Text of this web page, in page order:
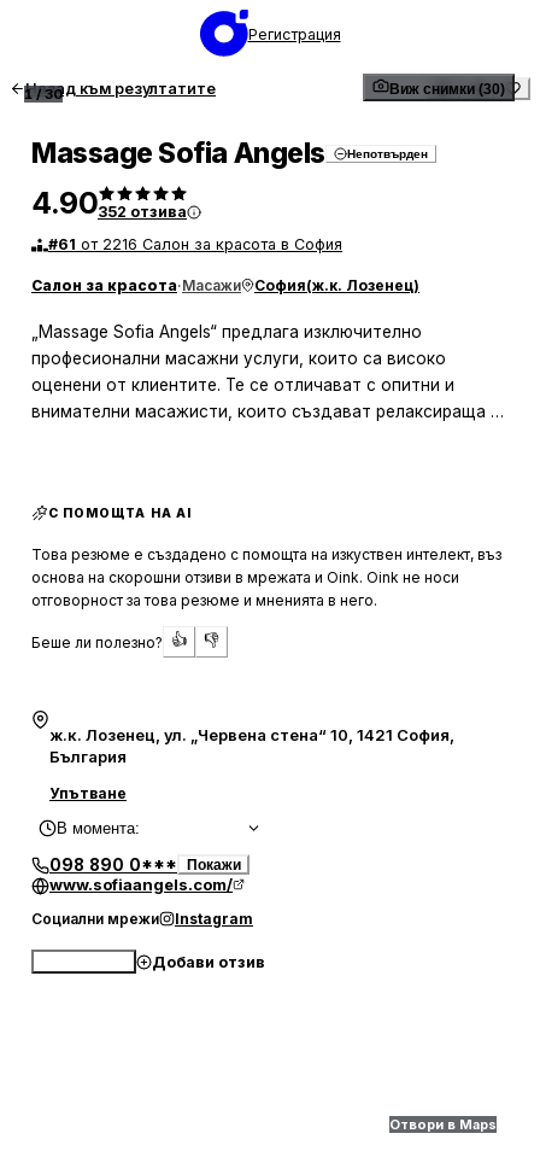
Регистрация
Назад към резултатите
1/30 Виж снимки (30)
Massage Sofia Angels Непотвърден
4.90352 отзива
#61 от 2216 Салон за красота в София
Салон за красота·Масажи София(ж.к. Лозенец)
„Massage Sofia Angels“ предлага изключително
професионални масажни услуги, които са високо
оценени от клиентите. Те се отличават с опитни и
внимателни масажисти, които създават релаксираща и
обръщат внимание на индивидуалните нужди на всеки
Студиото е известно с уютната си и чиста обстановка,
която допринася за цялостното усещане за
спокойствие и комфорт. Локацията е удобна, а
гостоприемство и внимание към детайла. Клиентите
често се връщат за нови посещения, благодарение на
С ПОМОЩТА НА AI
Това резюме е създадено с помощта на изкуствен интелект, въз
основа на скорошни отзиви в мрежата и Oink. Oink не носи
отговорност за това резюме и мненията в него.
Беше ли полезно? 👍 👎
ж.к. Лозенец, ул. „Червена стена“ 10, 1421 София,
България
Упътване
В момента:
098 890 0*** Покажи
www.sofiaangels.com/
Социални мрежи Instagram
Добави отзив
Отвори в Maps